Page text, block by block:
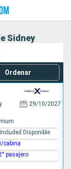
Sidney
Ordenar
29/10/2027
Disponible
cabina
pasajero